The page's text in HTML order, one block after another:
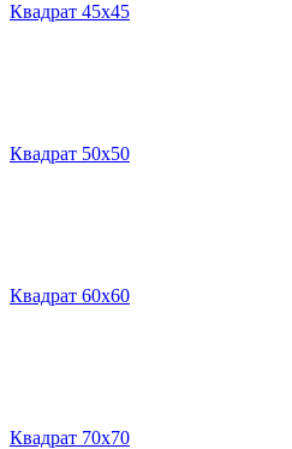
Квадрат 45х45
Квадрат 50х50
Квадрат 60х60
Квадрат 70х70